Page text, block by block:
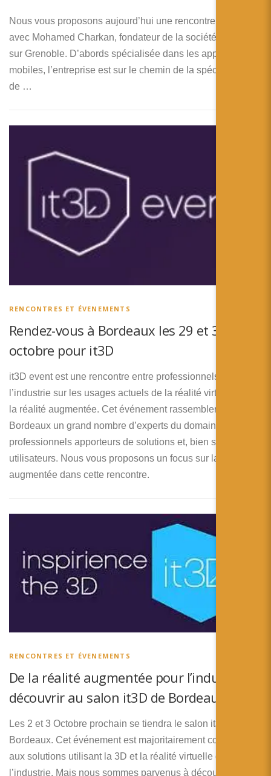
Nous vous proposons aujourd’hui une rencontre
avec Mohamed Charkan, fondateur de la société Desireo
sur Grenoble. D’abords spécialisée dans les applications
mobiles, l’entreprise est sur le chemin de la spécialisation
de …
RENCONTRES ET ÉVENEMENTS
Rendez-vous à Bordeaux les 29 et 30
octobre pour it3D
it3D event est une rencontre entre professionnels de
l’industrie sur les usages actuels de la réalité virtuelle et de
la réalité augmentée. Cet événement rassemblera à
Bordeaux un grand nombre d’experts du domaine, des
professionnels apporteurs de solutions et, bien sur, des
utilisateurs. Nous vous proposons un focus sur la réalité
augmentée dans cette rencontre.
RENCONTRES ET ÉVENEMENTS
De la réalité augmentée pour l’industrie à
découvrir au salon it3D de Bordeaux
Les 2 et 3 Octobre prochain se tiendra le salon it3D à
Bordeaux. Cet événement est majoritairement consacré
aux solutions utilisant la 3D et la réalité virtuelle dans
l’industrie. Mais nous sommes parvenus à découvrir